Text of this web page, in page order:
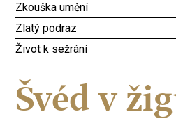
Zkouška umění
Zlatý podraz
Život k sežrání
Švéd v